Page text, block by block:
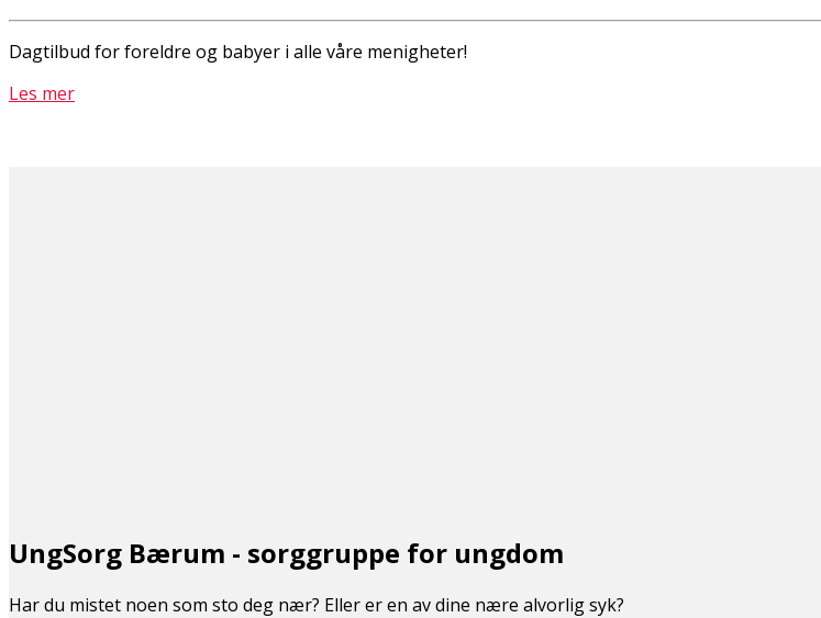
Dagtilbud for foreldre og babyer i alle våre menigheter!
Les mer
UngSorg Bærum - sorggruppe for ungdom
Har du mistet noen som sto deg nær? Eller er en av dine nære alvorlig syk?